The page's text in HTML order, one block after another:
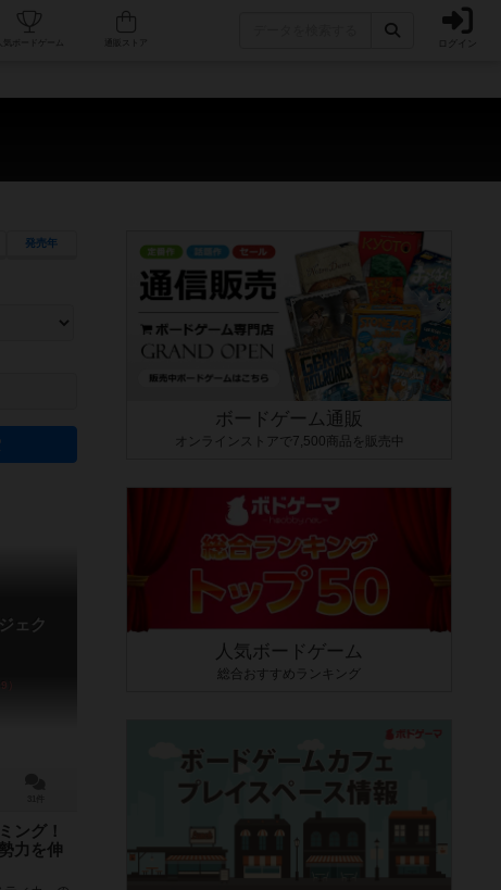
人気ボードゲーム ログイン
発売年
ます。マニュアルを読む時間や参加者へのルール説明時間は含まれていないため、初めて
きるよう、中世ファンタジー・クッキング・海賊同士の対決など、ゲームコンセプトを絞
にボードゲームに慣れている方向けの絞込機能です。例えば「ダイスロール」はランダ
ェク
ング！
力を伸
ボードゲーム通販
オンラインストアで7,500商品を販売中
人気ボードゲーム
総合おすすめランキング